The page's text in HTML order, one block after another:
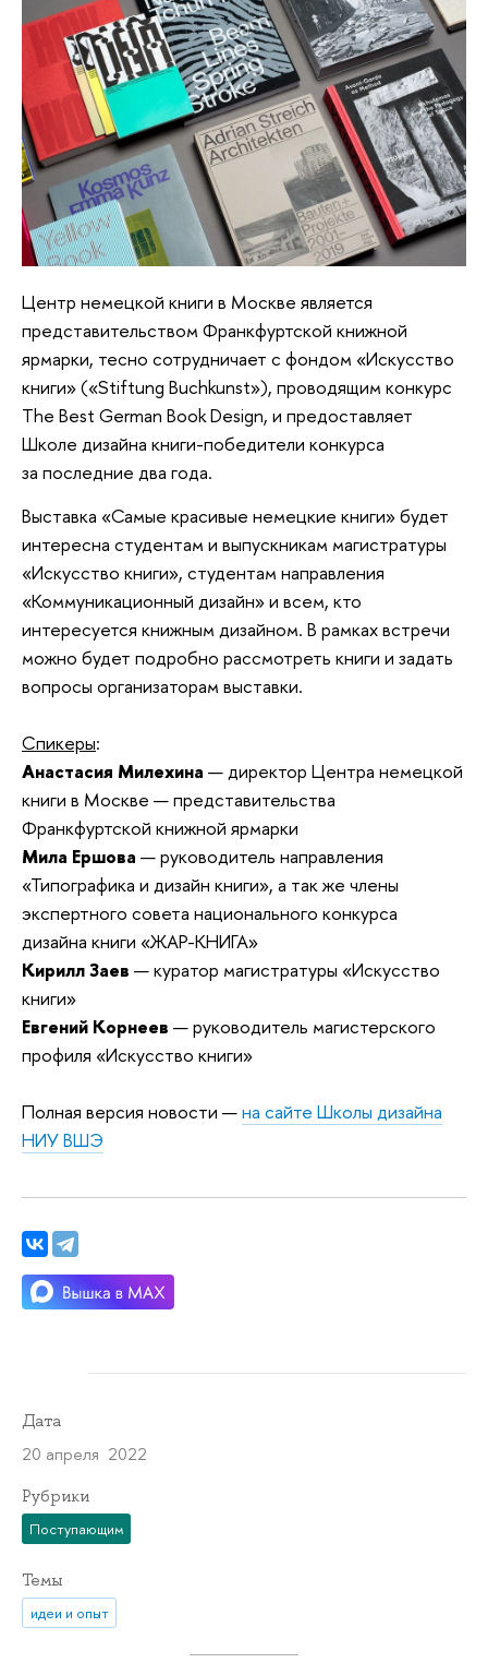
Центр немецкой книги в Москве является
представительством Франкфуртской книжной
ярмарки, тесно сотрудничает с фондом «Искусство
книги» («Stiftung Buchkunst»), проводящим конкурс
The Best German Book Design, и предоставляет
Школе дизайна книги-победители конкурса
за последние два года.
Выставка «Самые красивые немецкие книги» будет
интересна студентам и выпускникам магистратуры
«Искусство книги», студентам направления
«Коммуникационный дизайн» и всем, кто
интересуется книжным дизайном. В рамках встречи
можно будет подробно рассмотреть книги и задать
вопросы организаторам выставки.
Спикеры:
Анастасия Милехина — директор Центра немецкой
книги в Москве — представительства
Франкфуртской книжной ярмарки
Мила Ершова — руководитель направления
«Типографика и дизайн книги», а так же члены
экспертного совета национального конкурса
дизайна книги «ЖАР-КНИГА»
Кирилл Заев — куратор магистратуры «Искусство
книги»
Евгений Корнеев — руководитель магистерского
профиля «Искусство книги»
Полная версия новости —на сайте Школы дизайна
НИУ ВШЭ
Дата
20 апреля 2022
Рубрики
Поступающим
Темы
идеи и опыт